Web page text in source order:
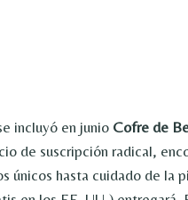
incluyó en junio Cofre de
de suscripción radical,
únicos hasta cuidado de la